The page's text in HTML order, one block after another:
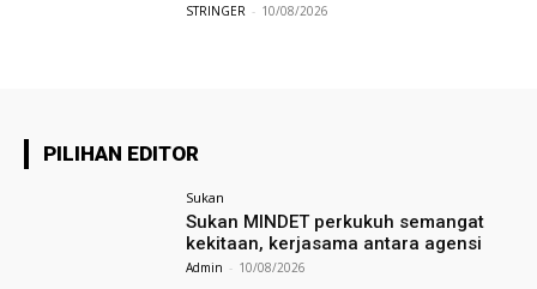
STRINGER - 10/08/2026
PILIHAN EDITOR
Sukan
Sukan MINDET perkukuh semangat
kekitaan, kerjasama antara agensi
Admin - 10/08/2026